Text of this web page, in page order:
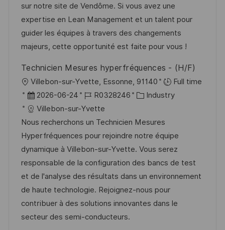
h
u
n
g
m
d
e
r
e
r
ö
f
f
e
n
t
l
i
c
h
I
D
g
o
r
i
sur notre site de Vendôme. Si vous avez une
expertise en Lean Management et un talent pour
guider les équipes à travers des changements
majeurs, cette opportunité est faite pour vous !
Technicien Mesures hyperfréquences - (H/F)
O
r
t
Villebon-sur-Yvette, Essonne, 91140
Full time
D
a
t
u
m
d
e
r
V
e
2026-06-24
J
o
b
-
I
D
R0328246
K
t
e
g
o
r
i
e
Industry
Villebon-sur-Yvette
Nous recherchons un Technicien Mesures
Hyperfréquences pour rejoindre notre équipe
dynamique à Villebon-sur-Yvette. Vous serez
responsable de la configuration des bancs de test
et de l'analyse des résultats dans un environnement
de haute technologie. Rejoignez-nous pour
contribuer à des solutions innovantes dans le
secteur des semi-conducteurs.